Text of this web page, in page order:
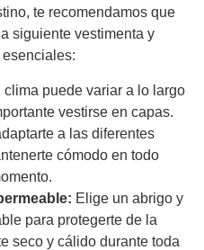
te recomendamos que
siguiente vestimenta y
clima puede variar a lo largo
vestirse en capas.
a las diferentes
cómodo en todo
Elige un abrigo y
para protegerte de la
seco y cálido durante toda